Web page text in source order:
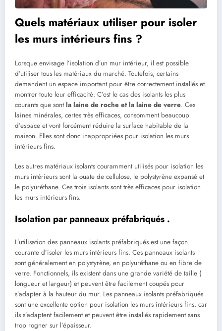
Quels matériaux utiliser pour isoler
les murs intérieurs fins ?
Lorsque envisage l’isolation d’un mur intérieur, il est possible
d’utiliser tous les matériaux du marché. Toutefois, certains
demandent un espace important pour être correctement installés et
montrer toute leur efficacité. C’est le cas des isolants les plus
courants que sontla laine de roche et la laine de verre. Ces
laines minérales, certes très efficaces, consomment beaucoup
d’espace et vont forcément réduire la surface habitable de la
maison. Elles sont donc inappropriées pour isolation les murs
intérieurs fins.
Les autres matériaux isolants couramment utilisés pour isolation les
murs intérieurs sont la ouate de cellulose, le polystyrène expansé et
le polyuréthane. Ces trois isolants sont très efficaces pour isolation
les murs intérieurs fins.
Isolation par panneaux préfabriqués .
L’utilisation des panneaux isolants préfabriqués est une façon
courante d’isoler les murs intérieurs fins. Ces panneaux isolants
sont généralement en polystyrène, en polyuréthane ou en fibre de
verre. Fonctionnels, ils existent dans une grande variété de taille (
longueur et largeur) et peuvent être facilement coupés pour
s’adapter à la hauteur du mur. Les panneaux isolants préfabriqués
sont une excellente option pour isolation les murs intérieurs fins, car
ils s’adaptent facilement et peuvent être installés rapidement sans
trop rogner sur l’épaisseur.